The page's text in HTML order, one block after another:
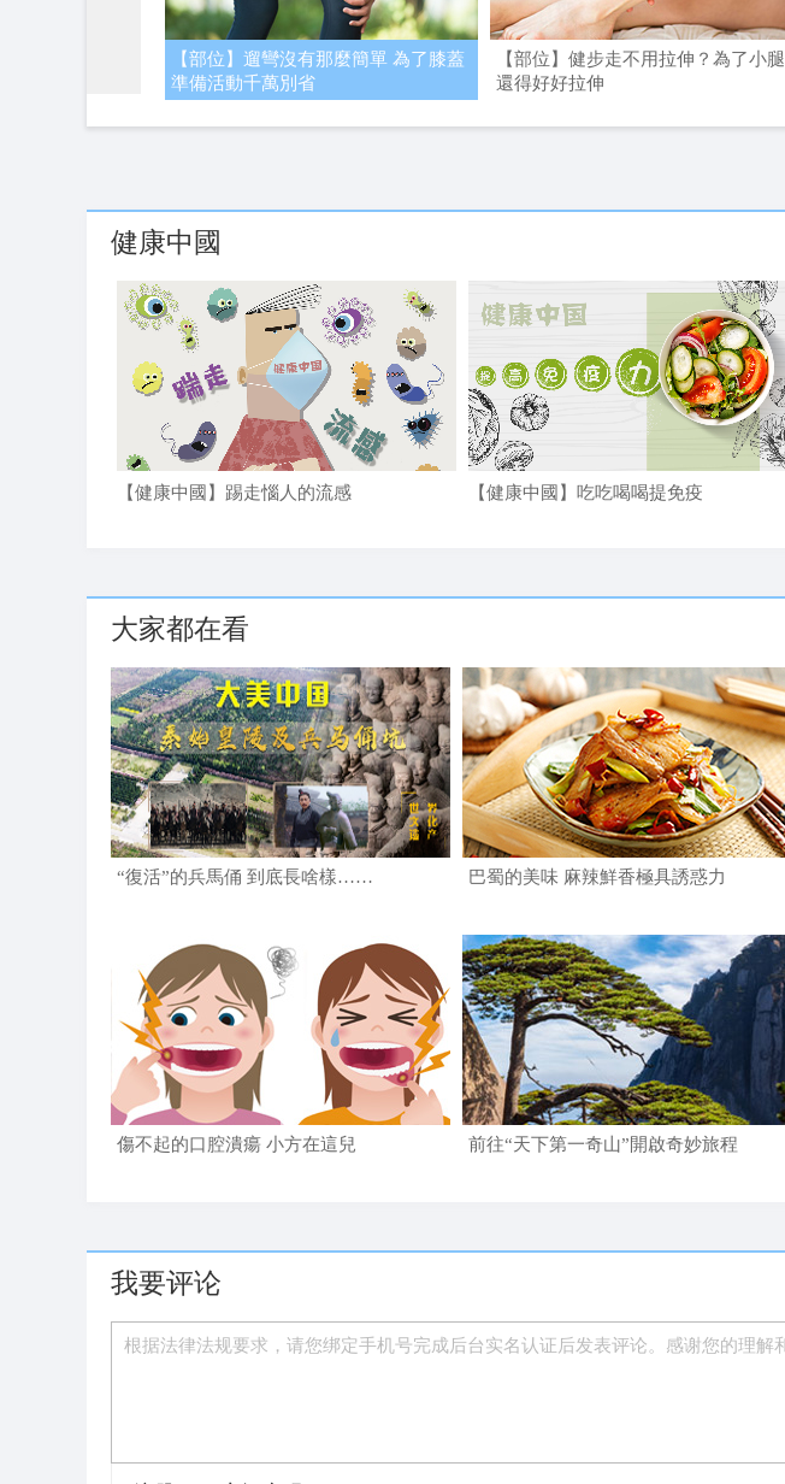
【部位】遛彎沒有那麼簡單 為了膝蓋
準備活動千萬別省
【部位】健步走不用拉伸？為了小腿
還得好好拉伸
健康中國
【健康中國】踢走惱人的流感 【健康中國】吃吃喝喝提免疫
大家都在看
“復活”的兵馬俑 到底長啥樣…… 巴蜀的美味 麻辣鮮香極具誘惑力
傷不起的口腔潰瘍 小方在這兒 前往“天下第一奇山”開啟奇妙旅程